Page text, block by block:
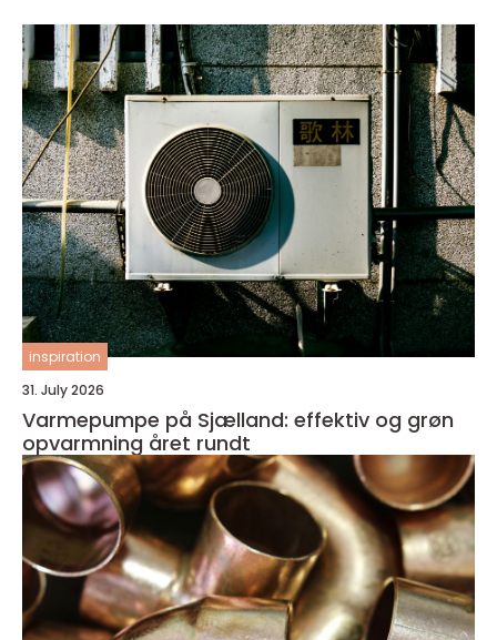
inspiration
31. July 2026
Varmepumpe på Sjælland: effektiv og grøn
opvarmning året rundt